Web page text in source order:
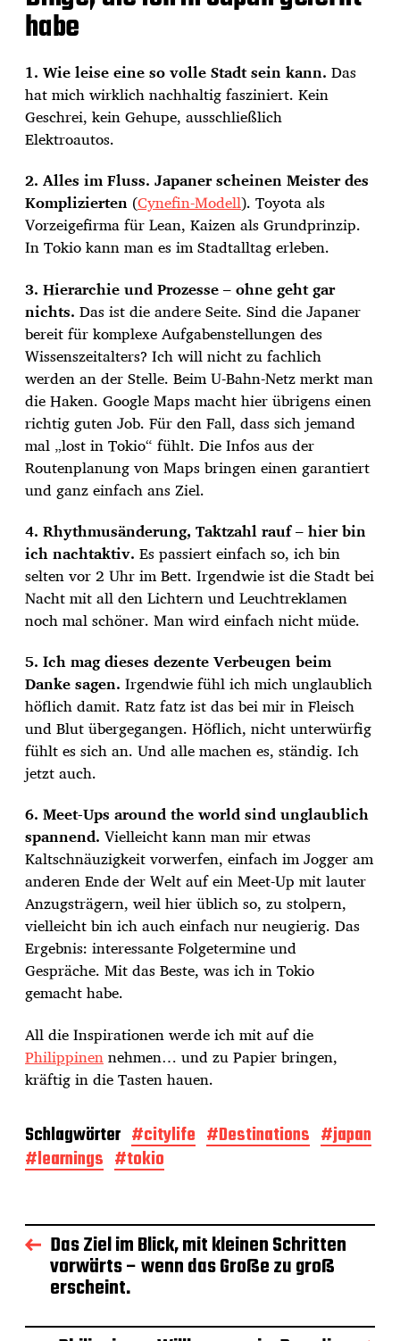
habe
1. Wie leise eine so volle Stadt sein kann. Das
hat mich wirklich nachhaltig fasziniert. Kein
Geschrei, kein Gehupe, ausschließlich
Elektroautos.
2. Alles im Fluss. Japaner scheinen Meister des
Komplizierten (Cynefin-Modell). Toyota als
Vorzeigefirma für Lean, Kaizen als Grundprinzip.
In Tokio kann man es im Stadtalltag erleben.
3. Hierarchie und Prozesse – ohne geht gar
nichts. Das ist die andere Seite. Sind die Japaner
bereit für komplexe Aufgabenstellungen des
Wissenszeitalters? Ich will nicht zu fachlich
werden an der Stelle. Beim U-Bahn-Netz merkt man
die Haken. Google Maps macht hier übrigens einen
richtig guten Job. Für den Fall, dass sich jemand
mal „lost in Tokio“ fühlt. Die Infos aus der
Routenplanung von Maps bringen einen garantiert
und ganz einfach ans Ziel.
4. Rhythmusänderung, Taktzahl rauf – hier bin
ich nachtaktiv. Es passiert einfach so, ich bin
selten vor 2 Uhr im Bett. Irgendwie ist die Stadt bei
Nacht mit all den Lichtern und Leuchtreklamen
noch mal schöner. Man wird einfach nicht müde.
5. Ich mag dieses dezente Verbeugen beim
Danke sagen. Irgendwie fühl ich mich unglaublich
höflich damit. Ratz fatz ist das bei mir in Fleisch
und Blut übergegangen. Höflich, nicht unterwürfig
fühlt es sich an. Und alle machen es, ständig. Ich
jetzt auch.
6. Meet-Ups around the world sind unglaublich
spannend. Vielleicht kann man mir etwas
Kaltschnäuzigkeit vorwerfen, einfach im Jogger am
anderen Ende der Welt auf ein Meet-Up mit lauter
Anzugsträgern, weil hier üblich so, zu stolpern,
vielleicht bin ich auch einfach nur neugierig. Das
Ergebnis: interessante Folgetermine und
Gespräche. Mit das Beste, was ich in Tokio
gemacht habe.
All die Inspirationen werde ich mit auf die
Philippinennehmen… und zu Papier bringen,
kräftig in die Tasten hauen.
Schlagwörter #citylife #Destinations #japan
#learnings #tokio
Das Ziel im Blick, mit kleinen Schritten
vorwärts – wenn das Große zu groß
erscheint.